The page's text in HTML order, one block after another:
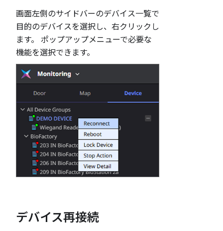
画面左側のサイドバーのデバイス一覧で
目的のデバイスを選択し、右クリックし
ます。 ポップアップメニューで必要な
機能を選択できます。
デバイス再接続